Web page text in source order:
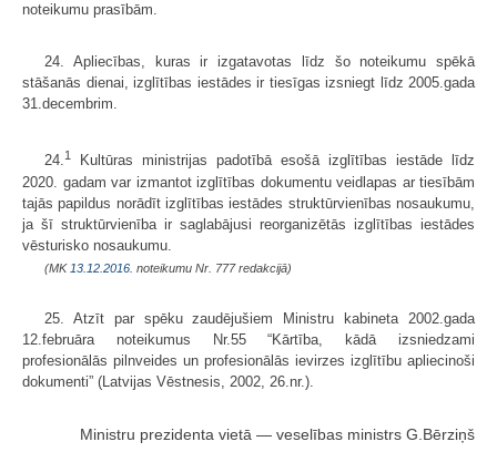
noteikumu prasībām.
24. Apliecības, kuras ir izgatavotas līdz šo noteikumu spēkā
stāšanās dienai, izglītības iestādes ir tiesīgas izsniegt līdz 2005.gada
31.decembrim.
24.1
Kultūras ministrijas padotībā esošā izglītības iestāde līdz
2020. gadam var izmantot izglītības dokumentu veidlapas ar tiesībām
tajās papildus norādīt izglītības iestādes struktūrvienības nosaukumu,
ja šī struktūrvienība ir saglabājusi reorganizētās izglītības iestādes
vēsturisko nosaukumu.
(MK 13.12.2016. noteikumu Nr. 777 redakcijā)
25. Atzīt par spēku zaudējušiem Ministru kabineta 2002.gada
12.februāra noteikumus Nr.55 “Kārtība, kādā izsniedzami
profesionālās pilnveides un profesionālās ievirzes izglītību apliecinoši
dokumenti” (Latvijas Vēstnesis, 2002, 26.nr.).
Ministru prezidenta vietā — veselības ministrs G.Bērziņš